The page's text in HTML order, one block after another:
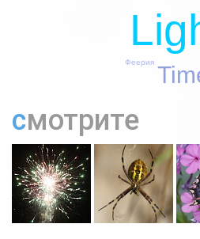
Феерия
смотрите